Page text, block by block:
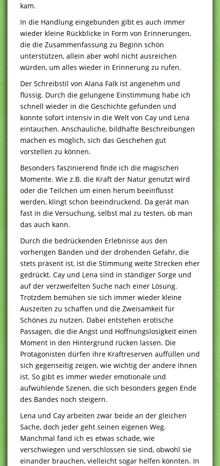
kam.
In die Handlung eingebunden gibt es auch immer
wieder kleine Rückblicke in Form von Erinnerungen,
die die Zusammenfassung zu Beginn schön
unterstützen, allein aber wohl nicht ausreichen
würden, um alles wieder in Erinnerung zu rufen.
Der Schreibstil von Alana Falk ist angenehm und
flüssig. Durch die gelungene Einstimmung habe ich
schnell wieder in die Geschichte gefunden und
konnte sofort intensiv in die Welt von Cay und Lena
eintauchen. Anschauliche, bildhafte Beschreibungen
machen es möglich, sich das Geschehen gut
vorstellen zu können.
Besonders faszinierend finde ich die magischen
Momente. Wie z.B. die Kraft der Natur genutzt wird
oder die Teilchen um einen herum beeinflusst
werden, klingt schon beeindruckend. Da gerät man
fast in die Versuchung, selbst mal zu testen, ob man
das auch kann.
Durch die bedrückenden Erlebnisse aus den
vorherigen Bänden und der drohenden Gefahr, die
stets präsent ist, ist die Stimmung weite Strecken eher
gedrückt. Cay und Lena sind in ständiger Sorge und
auf der verzweifelten Suche nach einer Lösung.
Trotzdem bemühen sie sich immer wieder kleine
Auszeiten zu schaffen und die Zweisamkeit für
Schönes zu nutzen. Dabei entstehen erotische
Passagen, die die Angst und Hoffnungslosigkeit einen
Moment in den Hintergrund rücken lassen. Die
Protagonisten dürfen ihre Kraftreserven auffüllen und
sich gegenseitig zeigen, wie wichtig der andere ihnen
ist. So gibt es immer wieder emotionale und
aufwühlende Szenen, die sich besonders gegen Ende
des Bandes noch steigern.
Lena und Cay arbeiten zwar beide an der gleichen
Sache, doch jeder geht seinen eigenen Weg.
Manchmal fand ich es etwas schade, wie
verschwiegen und verschlossen sie sind, obwohl sie
einander brauchen, vielleicht sogar helfen könnten. In